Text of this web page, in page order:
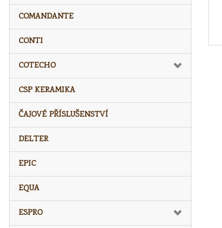
COMANDANTE
CONTI
COTECHO
CSP KERAMIKA
ČAJOVÉ PŘÍSLUŠENSTVÍ
DELTER
EPIC
EQUA
ESPRO